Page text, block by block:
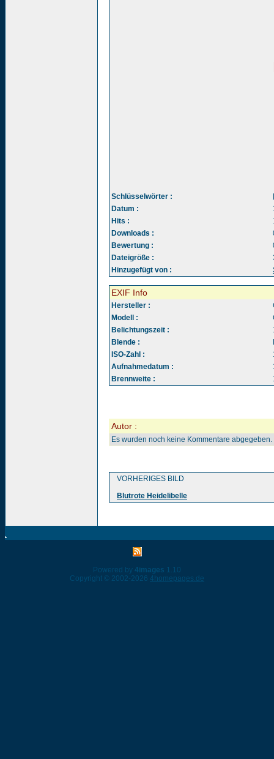
Schlüsselwörter :
Datum :
Hits :
Downloads :
Bewertung :
Dateigröße :
Hinzugefügt von :
EXIF Info
Hersteller :
Modell :
Belichtungszeit :
Blende :
ISO-Zahl :
Aufnahmedatum :
Brennweite :
Autor :
Es wurden noch keine Kommentare abgegeben.
VORHERIGES BILD
Blutrote Heidelibelle
Powered by 4images 1.10
Copyright © 2002-2026 4homepages.de